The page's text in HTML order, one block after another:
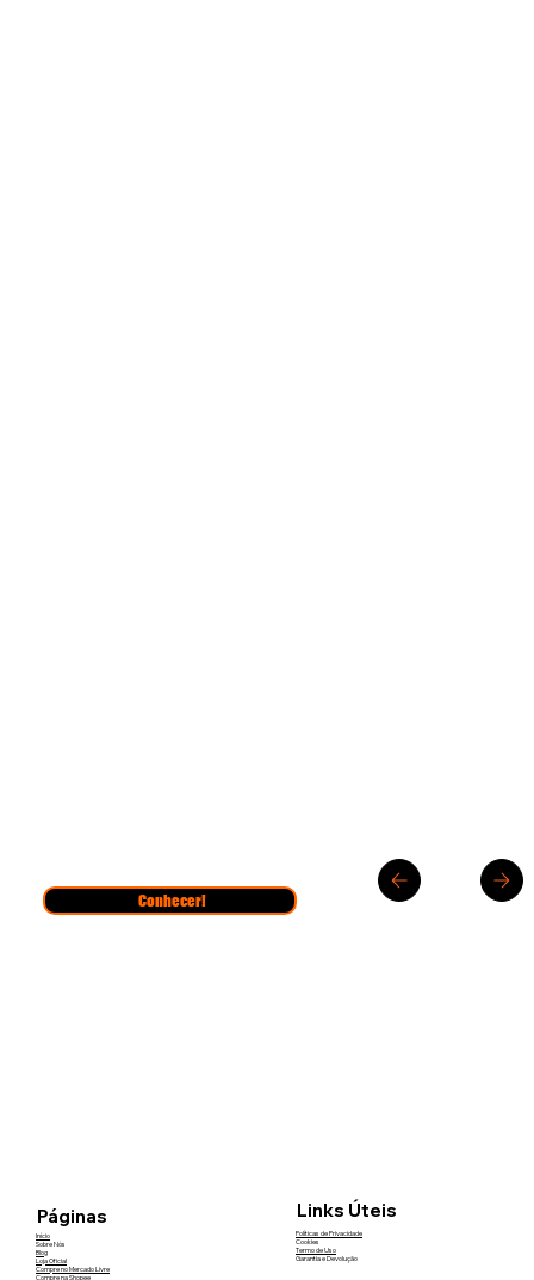
Conhecer!
Páginas
Início
Sobre Nós
Blog
Loja Oficial
Compre no Mercado Livre
Compre na Shopee
Links Úteis
Políticas de Privacidade
Cookies
Termo de Uso
Garantia e Devolução